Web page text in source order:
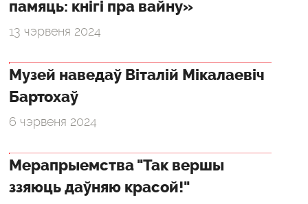
памяць: кнігі пра вайну»
13 чэрвеня 2024
Музей наведаў Віталій Мікалаевіч
Бартохаў
6 чэрвеня 2024
Мерапрыемства "Так вершы
ззяюць даўняю красой!"